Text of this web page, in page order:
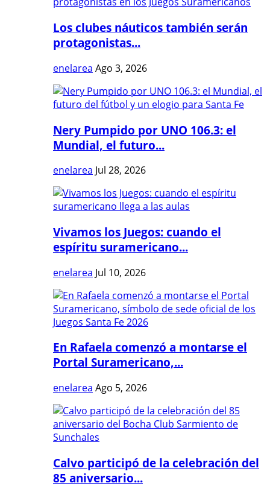
Los clubes náuticos también serán
protagonistas...
enelarea Ago 3, 2026
Nery Pumpido por UNO 106.3: el
Mundial, el futuro...
enelarea Jul 28, 2026
Vivamos los Juegos: cuando el
espíritu suramericano...
enelarea Jul 10, 2026
En Rafaela comenzó a montarse el
Portal Suramericano,...
enelarea Ago 5, 2026
Calvo participó de la celebración del
85 aniversario...